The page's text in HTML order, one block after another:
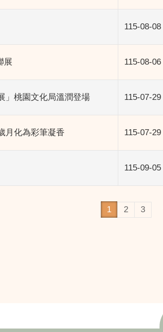
115-08-08
展 115-08-06
」桃園文化局溫潤登場 115-07-29
月化為彩筆凝香 115-07-29
115-09-05
1 2 3